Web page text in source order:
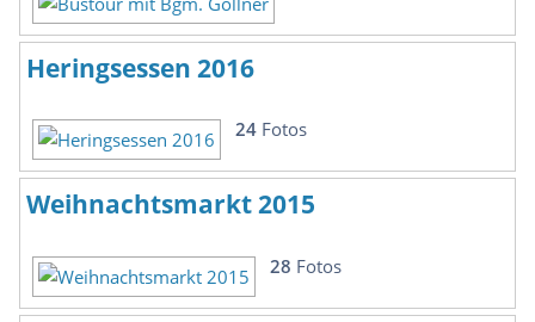
Heringsessen 2016
24 Fotos
Weihnachtsmarkt 2015
28 Fotos